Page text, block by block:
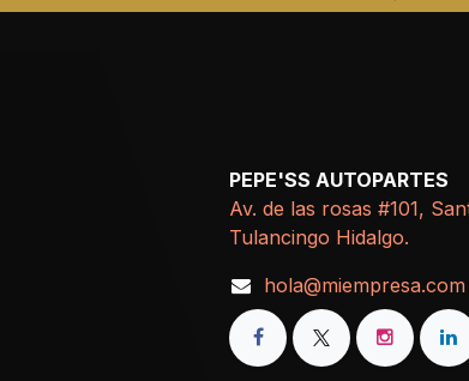
PEPE'SS AUTOPARTES
Av. de las rosas #101,
Tulancingo Hidalgo.
hola@miempresa.com